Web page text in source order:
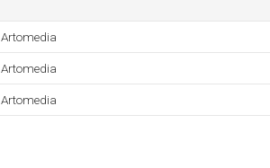
Artomedia
Artomedia
Artomedia